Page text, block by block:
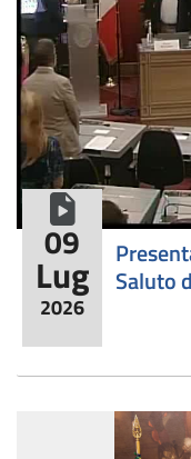
09
Lug
2026
Saluto